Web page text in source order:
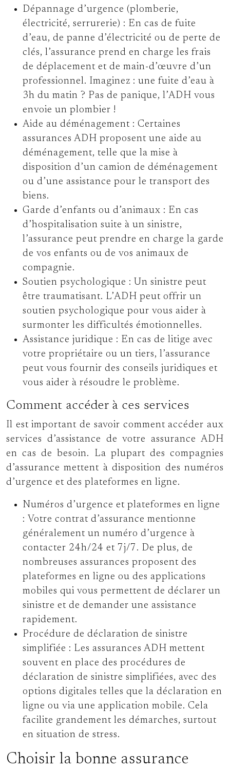
Dépannage d’urgence (plomberie,
électricité, serrurerie) : En cas de fuite
d’eau, de panne d’électricité ou de perte de
clés, l’assurance prend en charge les frais
de déplacement et de main-d’œuvre d’un
professionnel. Imaginez : une fuite d’eau à
3h du matin ? Pas de panique, l’ADH vous
envoie un plombier !
Aide au déménagement : Certaines
assurances ADH proposent une aide au
déménagement, telle que la mise à
disposition d’un camion de déménagement
ou d’une assistance pour le transport des
biens.
Garde d’enfants ou d’animaux : En cas
d’hospitalisation suite à un sinistre,
l’assurance peut prendre en charge la garde
de vos enfants ou de vos animaux de
compagnie.
Soutien psychologique : Un sinistre peut
être traumatisant. L’ADH peut offrir un
soutien psychologique pour vous aider à
surmonter les difficultés émotionnelles.
Assistance juridique : En cas de litige avec
votre propriétaire ou un tiers, l’assurance
peut vous fournir des conseils juridiques et
vous aider à résoudre le problème.
Comment accéder à ces services
Il est important de savoir comment accéder aux
services d’assistance de votre assurance ADH
en cas de besoin. La plupart des compagnies
d’assurance mettent à disposition des numéros
d’urgence et des plateformes en ligne.
Numéros d’urgence et plateformes en ligne
: Votre contrat d’assurance mentionne
généralement un numéro d’urgence à
contacter 24h/24 et 7j/7. De plus, de
nombreuses assurances proposent des
plateformes en ligne ou des applications
mobiles qui vous permettent de déclarer un
sinistre et de demander une assistance
rapidement.
Procédure de déclaration de sinistre
simplifiée : Les assurances ADH mettent
souvent en place des procédures de
déclaration de sinistre simplifiées, avec des
options digitales telles que la déclaration en
ligne ou via une application mobile. Cela
facilite grandement les démarches, surtout
en situation de stress.
Choisir la bonne assurance